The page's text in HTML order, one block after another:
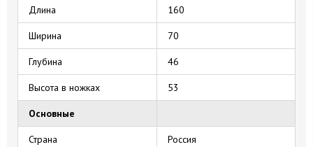
Длина 160
Ширина 70
Глубина 46
Высота в ножках 53
Основные
Страна Россия